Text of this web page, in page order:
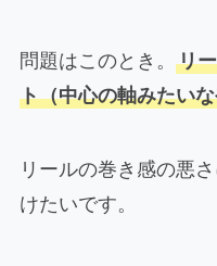
問題はこのとき。 リ
ト（中心の軸みたい
リールの巻き感の悪
けたいです。